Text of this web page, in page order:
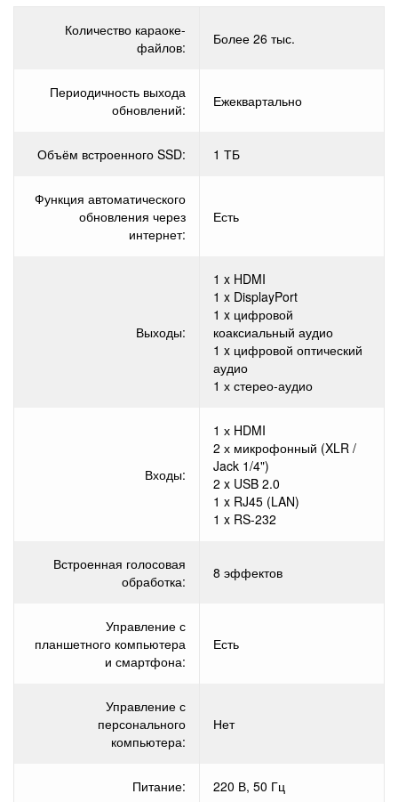
Количество караоке-
файлов:
Более 26 тыс.
Периодичность выхода
обновлений:
Ежеквартально
Объём встроенного SSD: 1 ТБ
Функция автоматического
обновления через
интернет:
Есть
Выходы:
1 x HDMI
1 x DisplayPort
1 x цифровой
коаксиальный аудио
1 x цифровой оптический
аудио
1 х стерео-аудио
Входы:
1 х HDMI
2 х микрофонный (XLR /
Jack 1/4")
2 x USB 2.0
1 x RJ45 (LAN)
1 x RS-232
Встроенная голосовая
обработка:
8 эффектов
Управление с
планшетного компьютера
и смартфона:
Есть
Управление с
персонального
компьютера:
Нет
Питание: 220 В, 50 Гц